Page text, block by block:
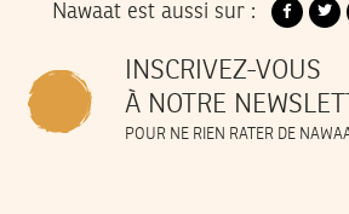
Nawaat est aussi sur :
INSCRIVEZ-VOUS
À NOTRE
POUR NE RIEN RATER DE